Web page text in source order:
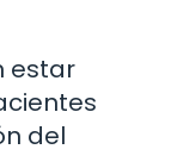
estar
del